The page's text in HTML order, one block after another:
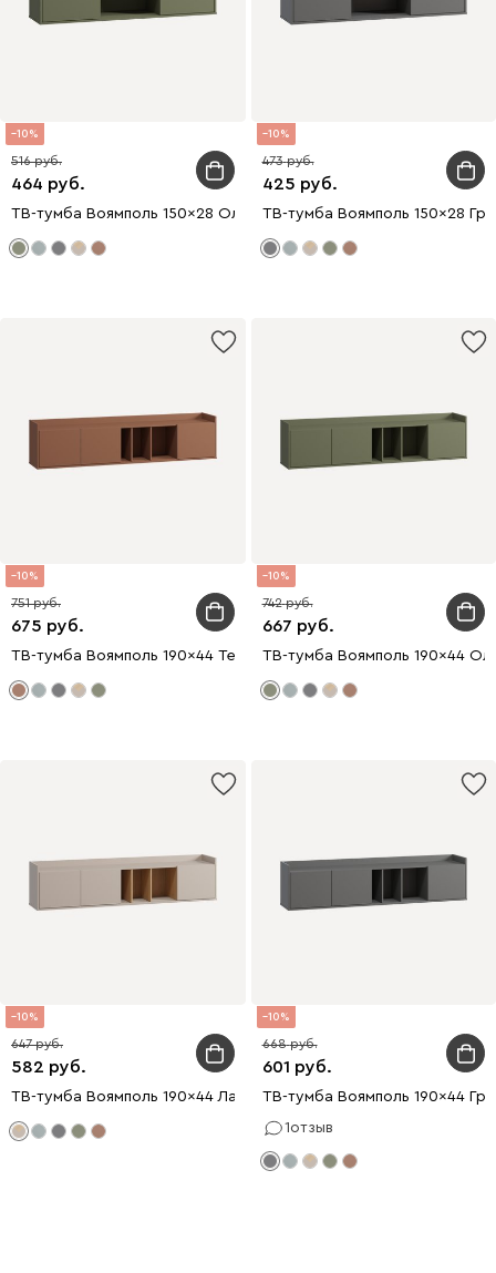
10
464
516
ТВ-тумба Воямполь 150x28 Оливковый
10
425
473
ТВ-тумба Воямполь 150x28
10
675
751
ТВ-тумба Воямполь 190x44 Терракотовый
10
667
742
ТВ-тумба Воямполь 190x44
10
582
647
ТВ-тумба Воямполь 190x44 Латте
10
601
668
ТВ-тумба Воямполь 190x44
1отзыв